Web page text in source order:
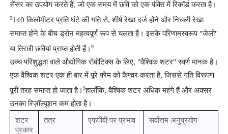
सेंसर का उपयोग करते हैं, जो एक समय में छवि को एक पंक्ति में रिकॉर्ड करता है।
9140 किलोमीटर प्रति घंटे की गति से, शीर्ष रेखा दर्ज होने और निचली रेखा
समाप्त होने के बीच ड्रोन महत्वपूर्ण रूप से चलता है। इसके परिणामस्वरूप "जेलो"
या तिरछी छवियां प्राप्त होती हैं। 9
उच्च परिशुद्धता वाले औद्योगिक रोबोटिक्स के लिए, "वैश्विक शटर" स्वर्ण मानक है।
एक वैश्विक शटर एक ही बार में पूरे फ़्रेम को कैप्चर करता है, जिससे गति विरूपण
पूरी तरह समाप्त हो जाता है। 9हालाँकि, वैश्विक शटर अधिक महंगे हैं और अक्सर
उनका रिज़ॉल्यूशन कम होता है।
शटर
प्रकार
तंत्र एफपीवी पर प्रभाव सर्वोत्तम अनुप्रयोग